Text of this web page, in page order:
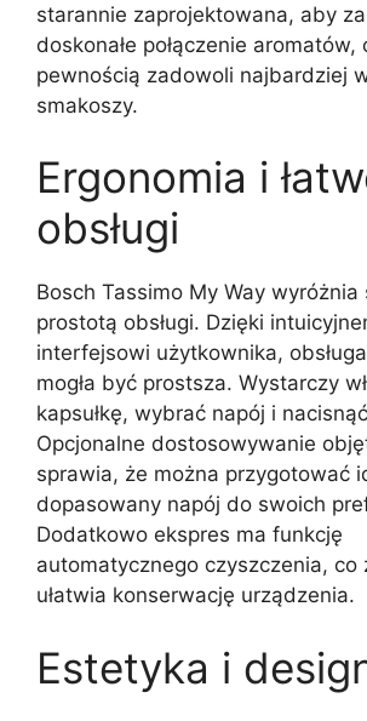
starannie zaprojektowana, aby
doskonałe połączenie aromatów,
pewnością zadowoli najbardziej
smakoszy.
Ergonomia i
obsługi
Bosch Tassimo My Way
prostotą obsługi. Dzięki
interfejsowi użytkownika,
mogła być prostsza. Wystarczy
kapsułkę, wybrać napój i
Opcjonalne dostosowywanie
sprawia, że można przygotować
dopasowany napój do swoich
Dodatkowo ekspres ma funkcję
automatycznego czyszczenia, co
ułatwia konserwację urządzenia.
Estetyka i